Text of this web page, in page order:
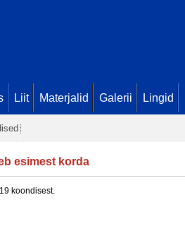
Liit Materjalid Galerii Lingid
esimest korda
koondisest.